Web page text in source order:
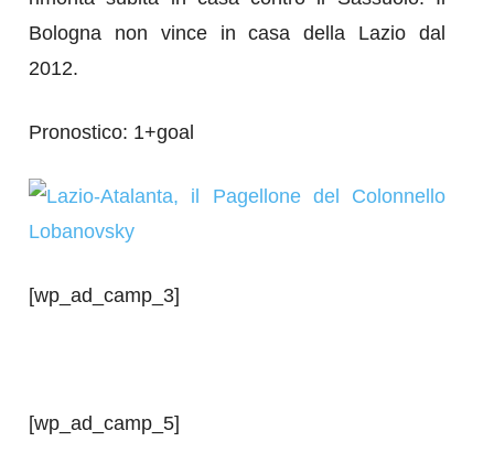
Bologna non vince in casa della Lazio dal
2012.
Pronostico: 1+goal
[wp_ad_camp_3]
[wp_ad_camp_5]